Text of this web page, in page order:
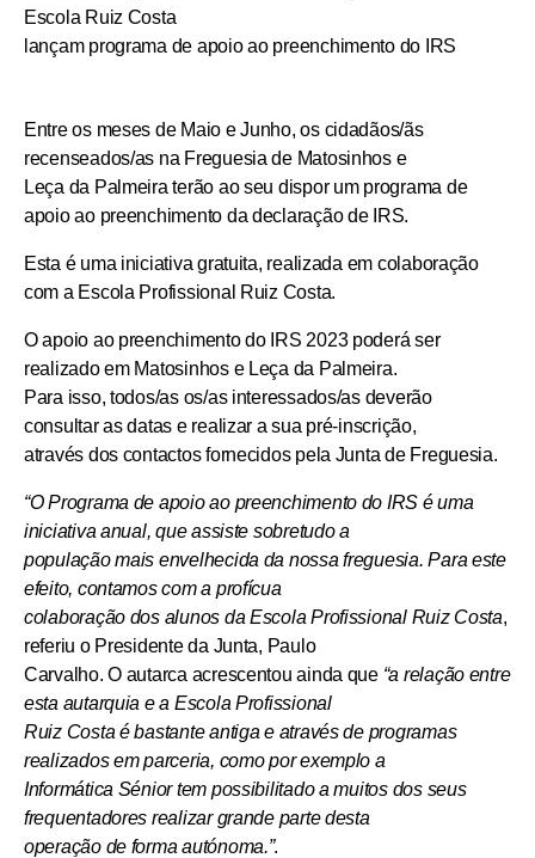
Escola Ruiz Costa
lançam programa de apoio ao preenchimento do IRS
Entre os meses de Maio e Junho, os cidadãos/ãs
recenseados/as na Freguesia de Matosinhos e
Leça da Palmeira terão ao seu dispor um programa de
apoio ao preenchimento da declaração de IRS.
Esta é uma iniciativa gratuita, realizada em colaboração
com a Escola Profissional Ruiz Costa.
O apoio ao preenchimento do IRS 2023 poderá ser
realizado em Matosinhos e Leça da Palmeira.
Para isso, todos/as os/as interessados/as deverão
consultar as datas e realizar a sua pré-inscrição,
através dos contactos fornecidos pela Junta de Freguesia.
“O Programa de apoio ao preenchimento do IRS é uma
iniciativa anual, que assiste sobretudo a
população mais envelhecida da nossa freguesia. Para este
efeito, contamos com a profícua
colaboração dos alunos da Escola Profissional Ruiz Costa,
referiu o Presidente da Junta, Paulo
Carvalho. O autarca acrescentou ainda que “a relação entre
esta autarquia e a Escola Profissional
Ruiz Costa é bastante antiga e através de programas
realizados em parceria, como por exemplo a
Informática Sénior tem possibilitado a muitos dos seus
frequentadores realizar grande parte desta
operação de forma autónoma.”.